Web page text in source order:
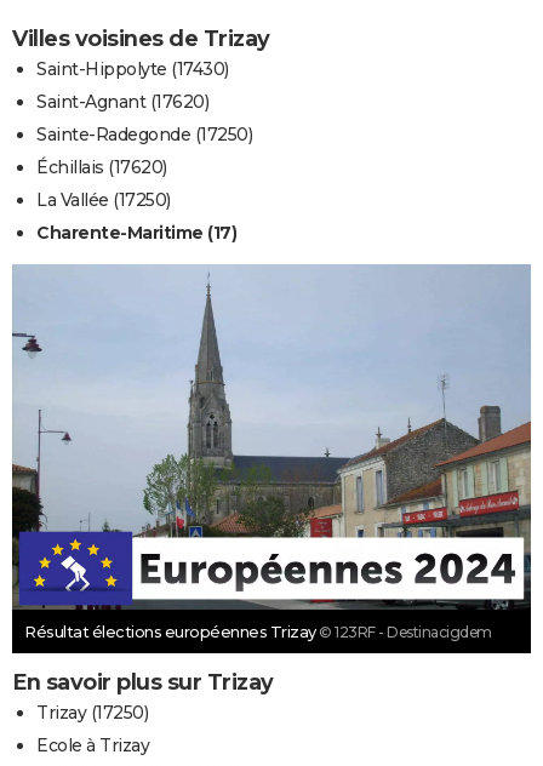
Villes voisines de Trizay
Saint-Hippolyte (17430)
Saint-Agnant (17620)
Sainte-Radegonde (17250)
Échillais (17620)
La Vallée (17250)
Charente-Maritime (17)
Résultat élections européennes Trizay © 123RF - Destinacigdem
En savoir plus sur Trizay
Trizay (17250)
Ecole à Trizay